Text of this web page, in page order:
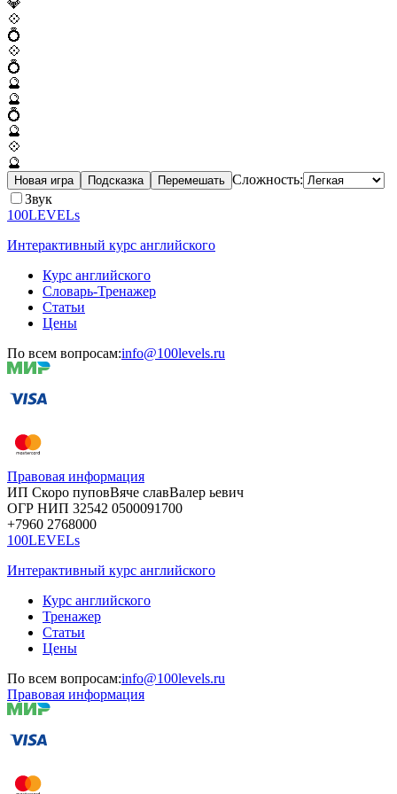
💎
💠
💍
💠
💍
🔮
🔮
💍
🔮
💠
🔮
Новая игра Подсказка Перемешать Сложность:
Звук
100LEVELs
Интерактивный курс английского
Курс английского
Словарь-Тренажер
Статьи
Цены
По всем вопросам:info@100levels.ru
Правовая информация
ИП Скоро пуповВяче славВалер ьевич
ОГР НИП 32542 0500091700
+7960 2768000
100LEVELs
Интерактивный курс английского
Курс английского
Тренажер
Статьи
Цены
По всем вопросам:info@100levels.ru
Правовая информация